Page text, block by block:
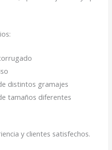
distintos gramajes
tamaños diferentes
y clientes satisfechos.